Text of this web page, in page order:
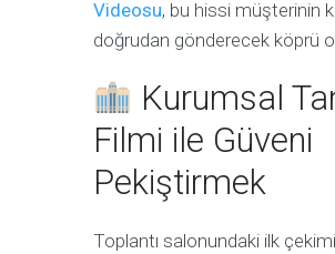
Videosu, bu hissi müşterinin
doğrudan gönderecek köprü
Kurumsal
Filmi ile Güveni
Pekiştirmek
Toplantı salonundaki ilk